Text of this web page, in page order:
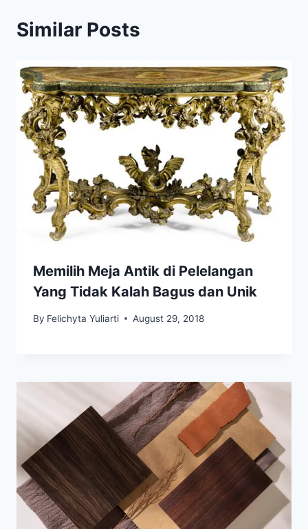
Similar Posts
Memilih Meja Antik di Pelelangan
Yang Tidak Kalah Bagus dan Unik
By Felichyta Yuliarti August 29, 2018